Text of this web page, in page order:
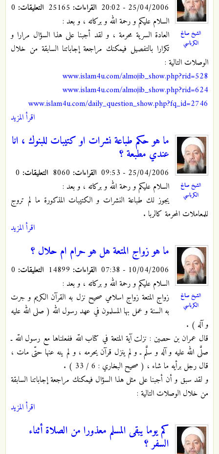
الشيخ صالح
الكرباسي
25/04/2006 - 20:02 القراءات: التعليقات:
السلام عليكم و رحمة الله و بركاته ، و بعد :
العادة السرية محرمة ، و لقد أجبنا على هذا السؤال مرارا و
تكرارا بالتفصيل فيمكنك مراجعة إجاباتنا السابقة من خلال
الوصلات التالية :
www.islam4u.com/almojib_show.php?rid=528
www.islam4u.com/almojib_show.php?rid=624
www.islam4u.com/daily_question_show.php?fq_id=2746
اقرأ المزيد
الشيخ صالح
الكرباسي
ما هو حكم طباعة نشرات او كتيبات للبنوك ، انا
عندي مطبعة ؟
25/04/2006 - 09:53 القراءات: التعليقات:
السلام عليكم و رحمة الله و بركاته ، و بعد :
يجوز لك طباعة النشرات و الكتيبات المذكورة ما لم تروج
للمعاملات المحرمة كالربا .
اقرأ المزيد
الشيخ صالح
الكرباسي
ما هو زواج المتعة هل هو حرام ام حلال ؟
10/04/2006 - 07:38 القراءات: التعليقات:
السلام عليكم و رحمة الله و بركاته ، و بعد :
زواج المتعة زواج اسلامي صحيح نزل به القرآن الكريم و جرت
به السنة و عمل بها المسلمون في عهد رسول الله ( صلى الله عليه
و آله ) .
قال عمران بن حصين : نزلت آية المتعة في كتاب اللّه ففعلناها مع رسول اللّه ـ
صلَّى الله عليه و آله و سلَّم ـ و لم ينزل قرآن يحرمه ، و لم ينه عنها حتّى مات ،
قال رجل برأيه ما شاء ، ( صحيح البخاري : 6 / 33 ) .
و لقد سبق و أن أجبنا على مثل هذا السؤال فيمكنك مراجعة إجاباتنا السابقة
من خلال الوصلات التالية :
اقرأ المزيد
كم يوما يبقى المسلم معذورا من الصلاة أثناء
السفر ؟